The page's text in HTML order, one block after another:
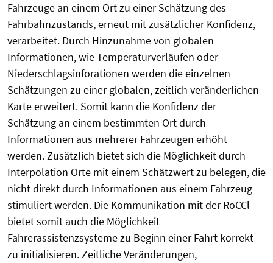
Fahrzeuge an einem Ort zu einer Schätzung des
Fahrbahnzustands, erneut mit zusätzlicher Konfidenz,
verarbeitet. Durch Hinzunahme von globalen
Informationen, wie Temperaturverläufen oder
Niederschlagsinforationen werden die einzelnen
Schätzungen zu einer globalen, zeitlich veränderlichen
Karte erweitert. Somit kann die Konfidenz der
Schätzung an einem bestimmten Ort durch
Informationen aus mehrerer Fahrzeugen erhöht
werden. Zusätzlich bietet sich die Möglichkeit durch
Interpolation Orte mit einem Schätzwert zu belegen, die
nicht direkt durch Informationen aus einem Fahrzeug
stimuliert werden. Die Kommunikation mit der RoCCl
bietet somit auch die Möglichkeit
Fahrerassistenzsysteme zu Beginn einer Fahrt korrekt
zu initialisieren. Zeitliche Veränderungen,